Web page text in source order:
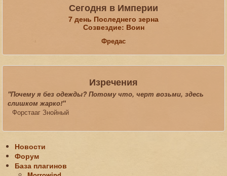
Сегодня в Империи
7 день Последнего зерна
Созвездие: Воин
Фредас
Изречения
"Почему я без одежды? Потому что, черт возьми, здесь
слишком жарко!"
Форстааг Знойный
Новости
Форум
База плагинов